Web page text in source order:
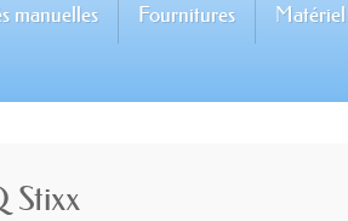
manuelles Fournitures
Stixx